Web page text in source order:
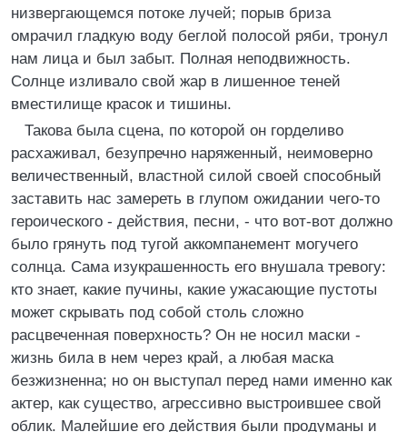
низвергающемся потоке лучей; порыв бриза
омрачил гладкую воду беглой полосой ряби, тронул
нам лица и был забыт. Полная неподвижность.
Солнце изливало свой жар в лишенное теней
вместилище красок и тишины.
Такова была сцена, по которой он горделиво
расхаживал, безупречно наряженный, неимоверно
величественный, властной силой своей способный
заставить нас замереть в глупом ожидании чего-то
героического - действия, песни, - что вот-вот должно
было грянуть под тугой аккомпанемент могучего
солнца. Сама изукрашенность его внушала тревогу:
кто знает, какие пучины, какие ужасающие пустоты
может скрывать под собой столь сложно
расцвеченная поверхность? Он не носил маски -
жизнь била в нем через край, а любая маска
безжизненна; но он выступал перед нами именно как
актер, как существо, агрессивно выстроившее свой
облик. Малейшие его действия были продуманы и